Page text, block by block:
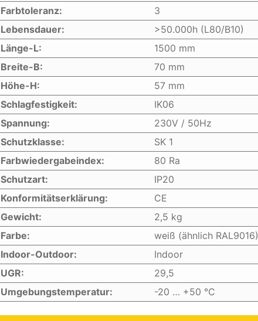
Farbtoleranz:
3
Lebensdauer:
>50.000h (L80/B10)
Länge-L:
1500 mm
Breite-B:
70 mm
Höhe-H:
57 mm
Schlagfestigkeit:
IK06
Spannung:
230V / 50Hz
Schutzklasse:
SK 1
Farbwiedergabeindex:
80 Ra
Schutzart:
IP20
Konformitätserklärung:
CE
Gewicht:
2,5 kg
Farbe:
weiß (ähnlich RAL9016)
Indoor-Outdoor:
Indoor
UGR:
29,5
Umgebungstemperatur:
-20 … +50 °C